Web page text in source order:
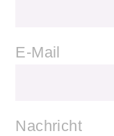
E-Mail
Nachricht